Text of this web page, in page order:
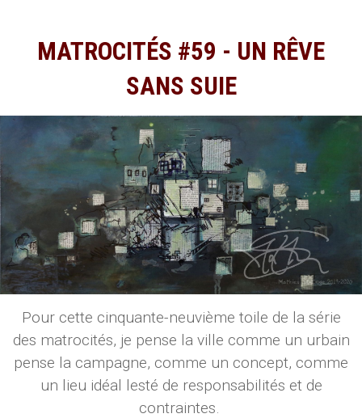
MATROCITÉS #59 - UN RÊVE
SANS SUIE
Pour cette cinquante-neuvième toile de la série
des matrocités, je pense la ville comme un urbain
pense la campagne, comme un concept, comme
un lieu idéal lesté de responsabilités et de
contraintes.